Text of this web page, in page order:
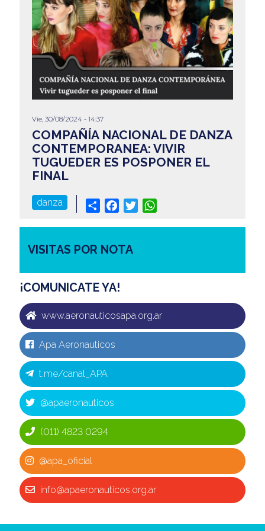
Vie, 30/08/2024 - 14:37
COMPAÑÍA NACIONAL DE DANZA
CONTEMPORANEA: VIVIR
TUGUEDER ES POSPONER EL
FINAL
danza Share Facebook
Twitter
VISITAS POR NOTA
¡COMUNICATE YA!
www.aeronauticosapa.org.ar
Apa Aeronauticos
t.me/canal_APA
@apaeronauticos
(011) 4823 0294
@apa_oficial
info@apaeronauticos.org.ar